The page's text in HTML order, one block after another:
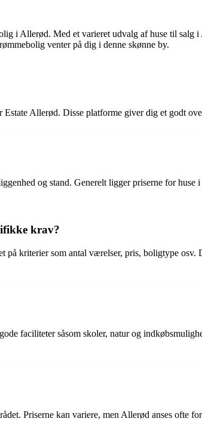
i Allerød. Med et varieret udvalg af huse til salg
venter på dig i denne skønne by.
Allerød. Disse platforme giver dig et godt
og stand. Generelt ligger priserne for
krav?
kriterier som antal værelser, pris, boligtype
faciliteter såsom skoler, natur og
Priserne kan variere, men Allerød anses ofte